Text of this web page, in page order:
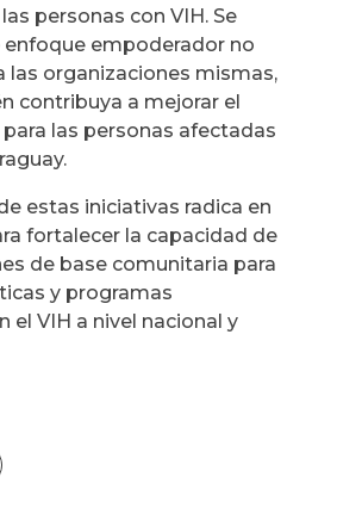
personas con VIH. Se
enfoque empoderador no
las organizaciones mismas,
contribuya a mejorar el
las personas afectadas
estas iniciativas radica en
fortalecer la capacidad de
de base comunitaria para
y programas
el VIH a nivel nacional y